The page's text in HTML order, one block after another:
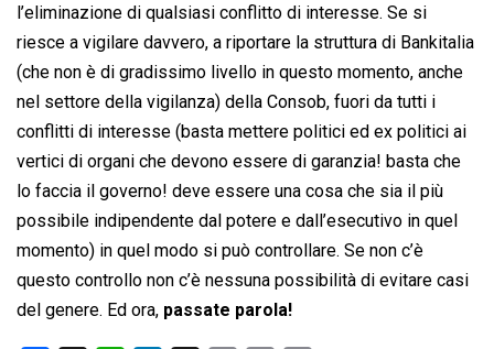
l’eliminazione di qualsiasi conflitto di interesse. Se si
riesce a vigilare davvero, a riportare la struttura di Bankitalia
(che non è di gradissimo livello in questo momento, anche
nel settore della vigilanza) della Consob, fuori da tutti i
conflitti di interesse (basta mettere politici ed ex politici ai
vertici di organi che devono essere di garanzia! basta che
lo faccia il governo! deve essere una cosa che sia il più
possibile indipendente dal potere e dall’esecutivo in quel
momento) in quel modo si può controllare. Se non c’è
questo controllo non c’è nessuna possibilità di evitare casi
del genere. Ed ora, passate parola!